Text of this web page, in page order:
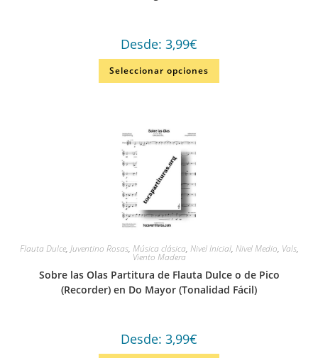
Desde: 3,99€
Seleccionar opciones
Flauta Dulce, Juventino Rosas, Música clásica, Nivel Inicial, Nivel Medio, Vals,
Viento Madera
Sobre las Olas Partitura de Flauta Dulce o de Pico
(Recorder) en Do Mayor (Tonalidad Fácil)
Desde: 3,99€